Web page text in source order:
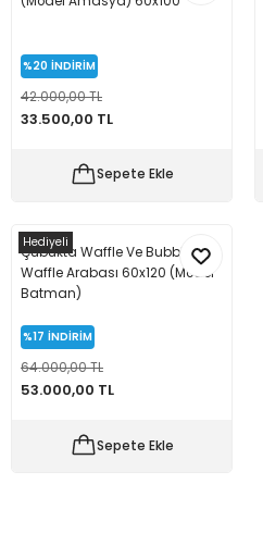
%20 İNDİRİM
42.000,00 TL
33.500,00 TL
Sepete Ekle
Hediyeli
Çubukta Waffle Ve Bubble
Waffle Arabası 60x120 (Model
Batman)
%17 İNDİRİM
64.000,00 TL
53.000,00 TL
Sepete Ekle